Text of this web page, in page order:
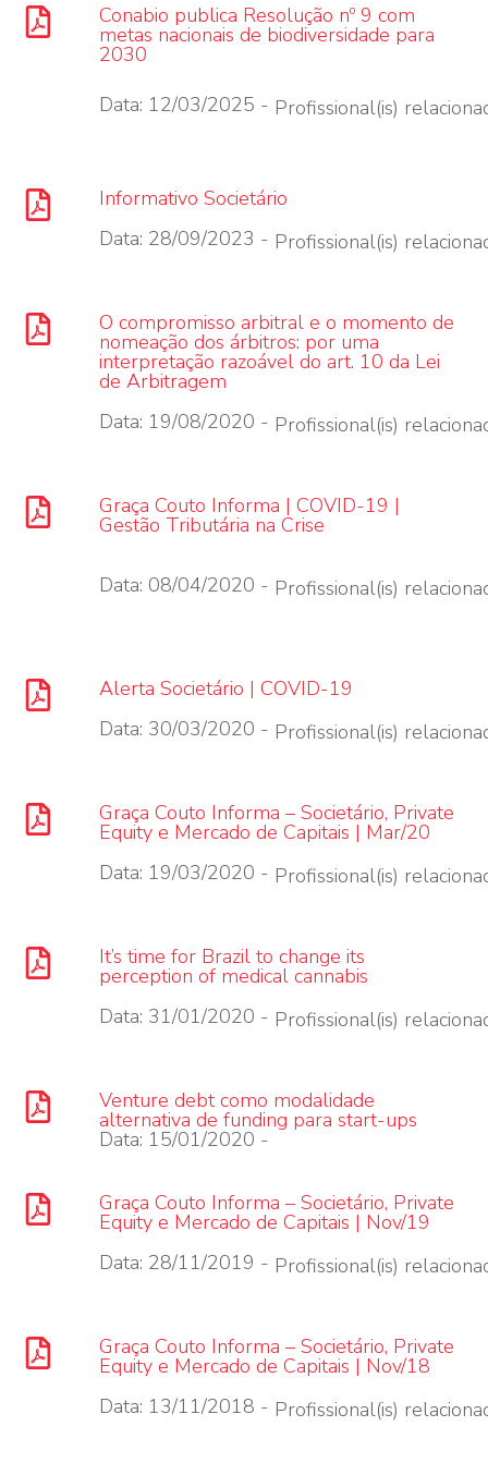
Conabio publica Resolução nº 9 com
metas nacionais de biodiversidade para
2030
Data: 12/03/2025 - Profissional(is)
Informativo Societário
Data: 28/09/2023 - Profissional(is)
O compromisso arbitral e o momento de
nomeação dos árbitros: por uma
interpretação razoável do art. 10 da Lei
de Arbitragem
Data: 19/08/2020 - Profissional(is)
Graça Couto Informa | COVID-19 |
Gestão Tributária na Crise
Data: 08/04/2020 - Profissional(is)
Alerta Societário | COVID-19
Data: 30/03/2020 - Profissional(is)
Graça Couto Informa – Societário, Private
Equity e Mercado de Capitais | Mar/20
Data: 19/03/2020 - Profissional(is)
It’s time for Brazil to change its
perception of medical cannabis
Data: 31/01/2020 - Profissional(is)
Venture debt como modalidade
alternativa de funding para start-ups
Data: 15/01/2020 -
Graça Couto Informa – Societário, Private
Equity e Mercado de Capitais | Nov/19
Data: 28/11/2019 - Profissional(is)
Graça Couto Informa – Societário, Private
Equity e Mercado de Capitais | Nov/18
Data: 13/11/2018 - Profissional(is)